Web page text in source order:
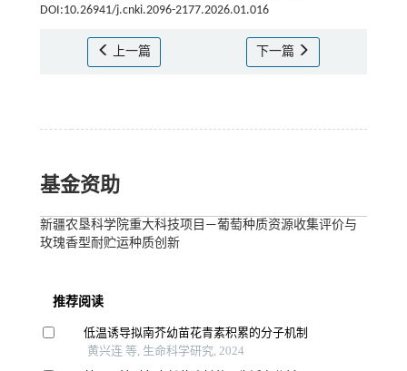
DOI:10.26941/j.cnki.2096-2177.2026.01.016
上一篇 下一篇
基金资助
新疆农垦科学院重大科技项目—葡萄种质资源收集评价与
玫瑰香型耐贮运种质创新